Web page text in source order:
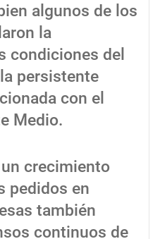
algunos de los
la
condiciones del
persistente
con el
Medio.
crecimiento
pedidos en
también
continuos de